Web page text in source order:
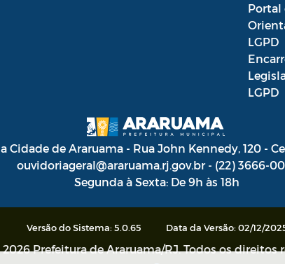
LGPD
LGPD
Cidade de Araruama - Rua John Kennedy, 120 -
ouvidoriageral@araruama.rj.gov.br - (22) 3666-
Segunda à Sexta: De 9h às 18h
Versão do Sistema: 5.0.65 Data da Versão: 02/12/
Prefeitura de Araruama/RJ. Todos os direitos